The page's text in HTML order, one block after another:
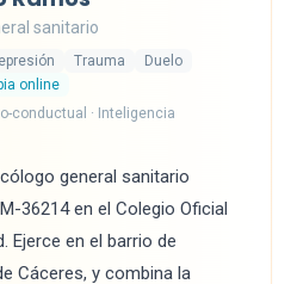
sanitario
Trauma
Duelo
online
conductual · Inteligencia
general sanitario
36214 en el Colegio Oficial
Ejerce en el barrio de
Cáceres, y combina la